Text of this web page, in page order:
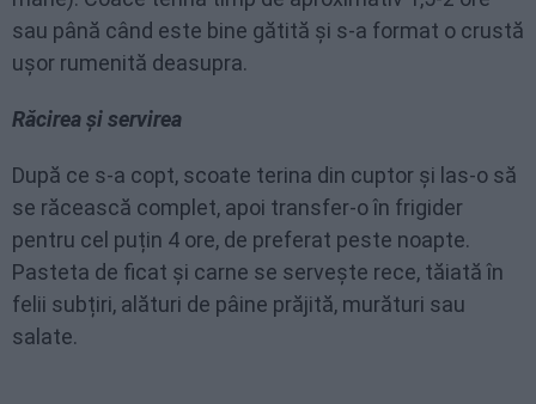
sau până când este bine gătită și s-a format o crustă
ușor rumenită deasupra.
Răcirea și servirea
După ce s-a copt, scoate terina din cuptor și las-o să
se răcească complet, apoi transfer-o în frigider
pentru cel puțin 4 ore, de preferat peste noapte.
Pasteta de ficat și carne se servește rece, tăiată în
felii subțiri, alături de pâine prăjită, murături sau
salate.